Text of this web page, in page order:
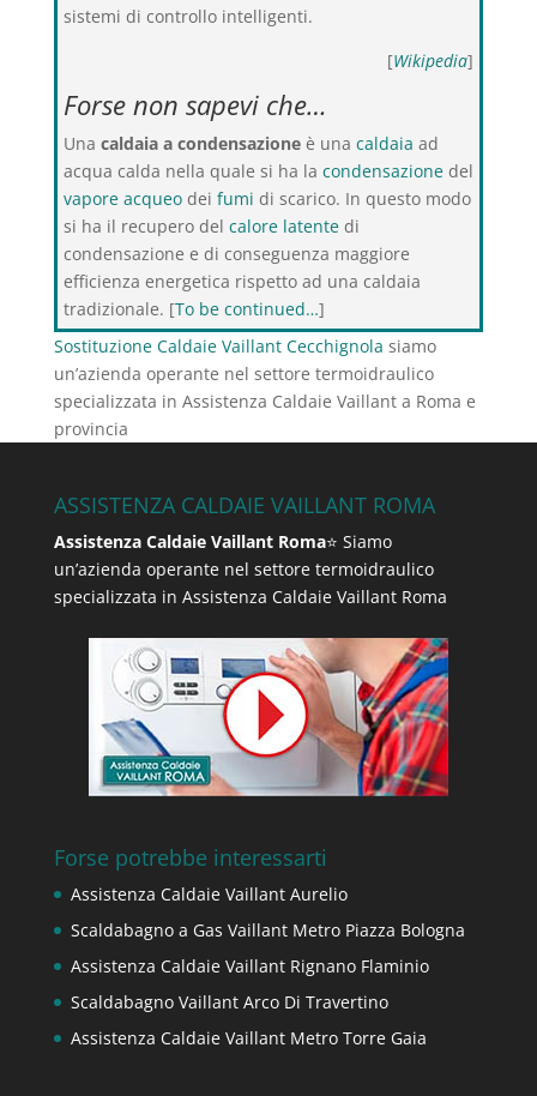
sistemi di controllo intelligenti.
[Wikipedia]
Forse non sapevi che…
Una caldaia a condensazioneè una caldaia ad
acqua calda nella quale si ha la condensazionedel
vapore acqueodei fumi di scarico. In questo modo
si ha il recupero del calore latentedi
condensazione e di conseguenza maggiore
efficienza energetica rispetto ad una caldaia
tradizionale. [To be continued…]
Sostituzione Caldaie Vaillant Cecchignola siamo
un’azienda operante nel settore termoidraulico
specializzata in Assistenza Caldaie Vaillant a Roma e
provincia
ASSISTENZA CALDAIE VAILLANT ROMA
Assistenza Caldaie Vaillant Roma⭐ Siamo
un’azienda operante nel settore termoidraulico
specializzata in Assistenza Caldaie Vaillant Roma
Forse potrebbe interessarti
Assistenza Caldaie Vaillant Aurelio
Scaldabagno a Gas Vaillant Metro Piazza Bologna
Assistenza Caldaie Vaillant Rignano Flaminio
Scaldabagno Vaillant Arco Di Travertino
Assistenza Caldaie Vaillant Metro Torre Gaia